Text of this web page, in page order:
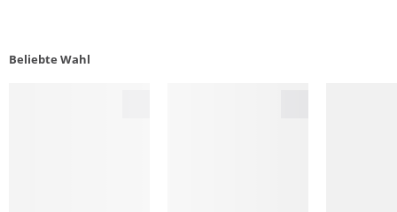
Beliebte Wahl